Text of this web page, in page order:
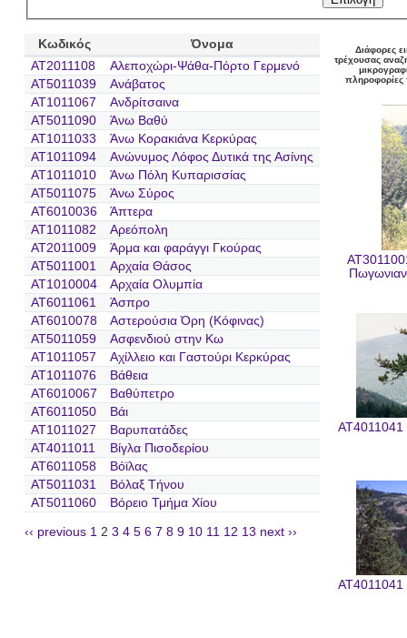
Κωδικός
Όνομα
AT2011108
Αλεποχώρι-Ψάθα-Πόρτο Γερμενό
AT5011039
Ανάβατος
AT1011067
Ανδρίτσαινα
AT5011090
Άνω Βαθύ
AT1011033
Άνω Κορακιάνα Κερκύρας
AT1011094
Ανώνυμος Λόφος Δυτικά της Ασίνης
AT1011010
Άνω Πόλη Κυπαρισσίας
AT5011075
Άνω Σύρος
AT6010036
Άπτερα
AT1011082
Αρεόπολη
AT2011009
Άρμα και φαράγγι Γκούρας
AT5011001
Αρχαία Θάσος
AT1010004
Αρχαία Ολυμπία
AT6011061
Άσπρο
AT6010078
Αστερούσια Όρη (Κόφινας)
AT5011059
Ασφενδιού στην Κω
AT1011057
Αχίλλειο και Γαστούρι Κερκύρας
AT1011076
Βάθεια
AT6010067
Βαθύπετρο
AT6011050
Βάι
AT1011027
Βαρυπατάδες
AT4011011
Βίγλα Πισοδερίου
AT6011058
Βόϊλας
AT5011031
Βόλαξ Τήνου
AT5011060
Βόρειο Τμήμα Χίου
‹‹ previous 1 2 3 4 5 6 7 8 9 10 11 12 13 next ››
Διάφορες
τρέχουσας
πληροφορίες
AT4011041
AT4011041